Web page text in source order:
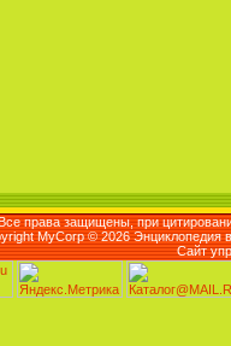
права защищены, при
MyCorp © 2026 Энциклопедия
Сайт